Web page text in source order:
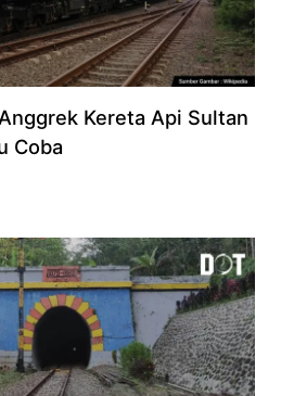
Kereta Api Sultan
Coba